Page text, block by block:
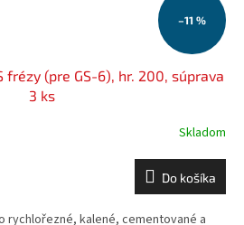
–11 %
frézy (pre GS-6), hr. 200, súprava
3 ks
Skladom
Do košíka
rychlořezné, kalené, cementované a